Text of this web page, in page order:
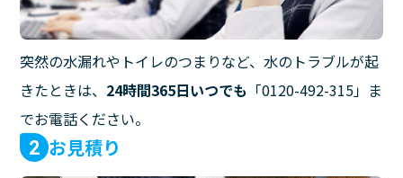
突然の水漏れやトイレのつまりなど、水のトラブルが起
きたときは、 24時間365日いつでも 「0120-492-315」ま
でお電話ください。
2 お見積り